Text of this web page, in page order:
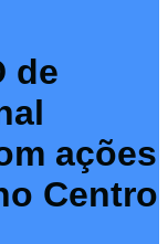
de
ações
Centro